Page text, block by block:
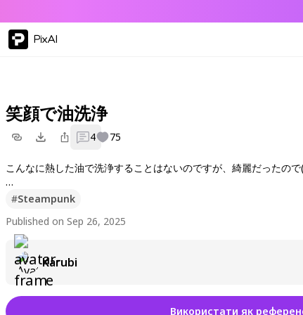
PixAI
笑顔で油洗浄
4 75
こんなに熱した油で洗浄することはないのですが、綺麗だったので
I don't usually clean with oil this hot, but it was so clean ( *´艸｀)
#Steampunk
Published on Sep 26, 2025
Karubi
Використати як